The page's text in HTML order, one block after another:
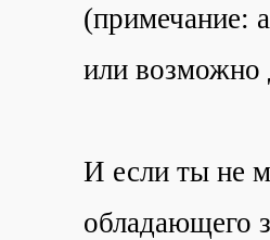
(примечание:
или
И если ты не
обладающего